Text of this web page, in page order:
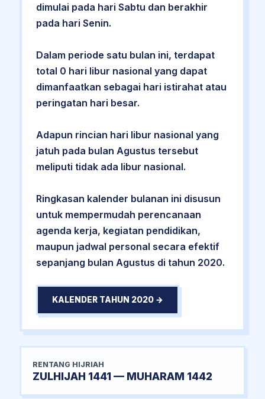
dimulai pada hari Sabtu dan berakhir
pada hari Senin.
Dalam periode satu bulan ini, terdapat
total 0 hari libur nasional yang dapat
dimanfaatkan sebagai hari istirahat atau
peringatan hari besar.
Adapun rincian hari libur nasional yang
jatuh pada bulan Agustus tersebut
meliputi tidak ada libur nasional.
Ringkasan kalender bulanan ini disusun
untuk mempermudah perencanaan
agenda kerja, kegiatan pendidikan,
maupun jadwal personal secara efektif
sepanjang bulan Agustus di tahun 2020.
KALENDER TAHUN 2020 →
RENTANG HIJRIAH
ZULHIJAH 1441 — MUHARAM 1442